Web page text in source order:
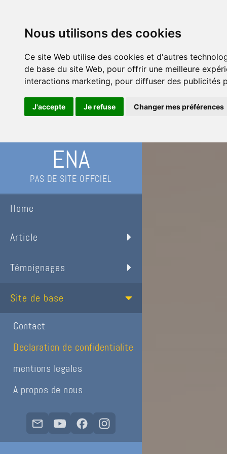
Nous utilisons des cookies
Ce site Web utilise des cookies et d'autres
de base du site Web, pour offrir une meilleure
interactions marketing, pour diffuser des publicités
J'accepte Je refuse Changer mes préférences
ENA
PAS DE SITE OFFCIEL
Home
Article
Témoignages
Site de base
Contact
Declaration de confidentialite
mentions legales
A propos de nous